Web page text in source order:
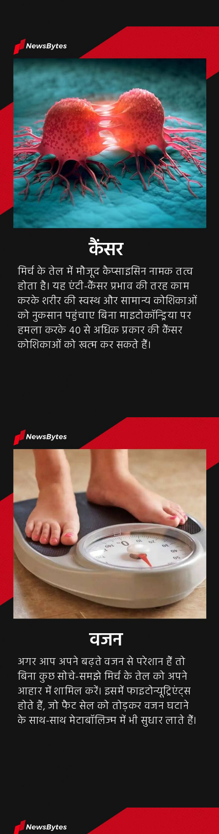
कैंसर
मिर्च के तेल में मौजूद कैप्साइसिन नामक तत्व
होता है। यह एंटी-कैंसर प्रभाव की तरह काम
करके शरीर की स्वस्थ और सामान्य कोशिकाओं
को नुकसान पहुंचाए बिना माइटोकॉन्ड्रिया पर
हमला करके 40 से अधिक प्रकार की कैंसर
वजन
अगर आप अपने बढ़ते वजन से परेशान हैं तो
बिना कुछ सोचे-समझे मिर्च के तेल को अपने
आहार में शामिल करें। इसमें फाइटोन्यूट्रिएंट्स
होते हैं, जो फैट सेल को तोड़कर वजन घटाने